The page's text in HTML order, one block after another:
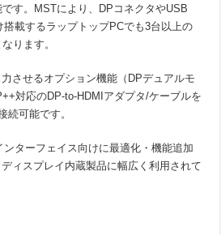
す。MSTにより、DPコネクタやUSB
搭載するラップトップPCでも3台以上の
ります。
させるオプション機能（DPデュアルモ
対応のDP-to-HDMIアダプタ/ケーブルを
続可能です。
ターフェイス向けに最適化・機能追加
ィスプレイ内蔵製品に幅広く利用されて